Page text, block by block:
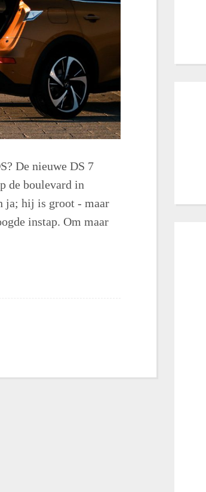
De nieuwe DS 7
de boulevard in
ja; hij is groot - maar
instap. Om maar